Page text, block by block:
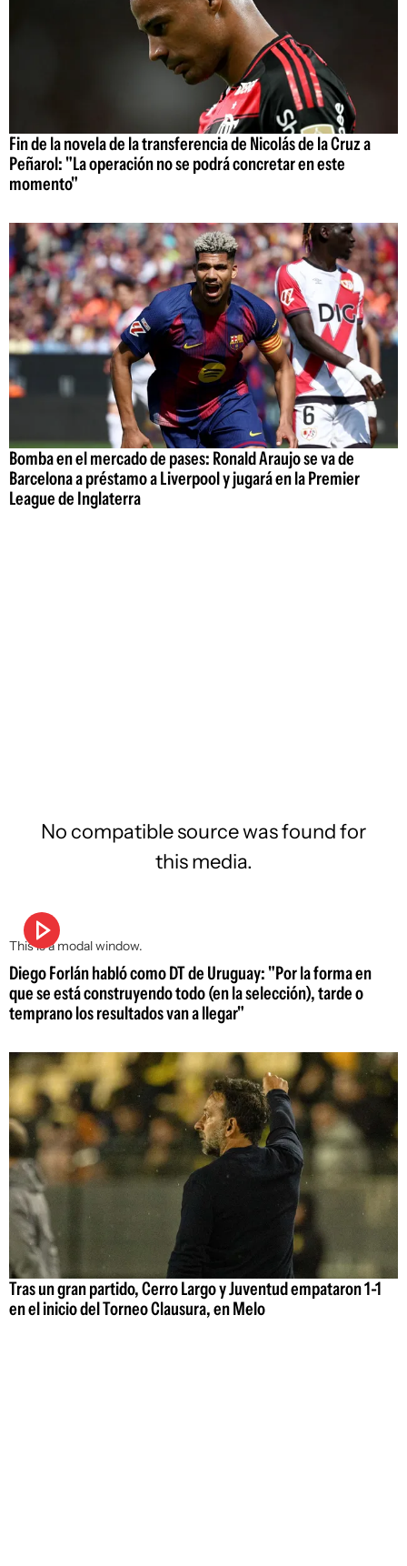
Fin de la novela de la transferencia de Nicolás de la Cruz a
Peñarol: "La operación no se podrá concretar en este
momento"
Bomba en el mercado de pases: Ronald Araujo se va de
Barcelona a préstamo a Liverpool y jugará en la Premier
League de Inglaterra
This is a modal window.
No compatible source was found for
this media.
Diego Forlán habló como DT de Uruguay: "Por la forma en
que se está construyendo todo (en la selección), tarde o
temprano los resultados van a llegar"
Tras un gran partido, Cerro Largo y Juventud empataron 1-1
en el inicio del Torneo Clausura, en Melo